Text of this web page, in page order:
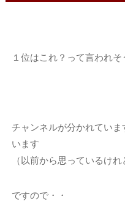
１位はこれ？って言われそ
チャンネルが分かれてい
います
（以前から思っているけれ
ですので・・